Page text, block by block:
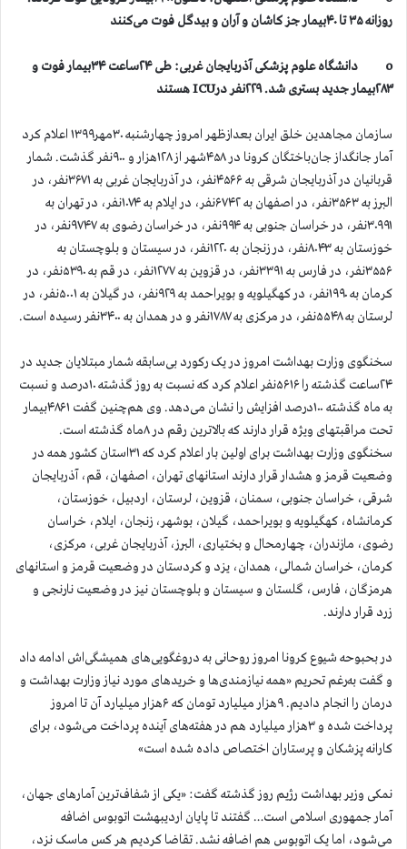
روزانه ۳۵ تا ۴۰بیمار جز کاشان و آران و بیدگل فوت می‌کنند
o دانشگاه علوم پزشکی آذربایجان غربی: طی ۲۴ساعت ۳۴بیمار فوت و
۲۸۳بیمار جدید بستری شد. ۲۲۹نفر درICU هستند
سازمان مجاهدین خلق ایران بعدازظهر امروز چهارشنبه ۳۰مهر۱۳۹۹ اعلام کرد
آمار جانگداز جان‌باختگان کرونا در ۴۵۸شهر از ۱۲۸هزار و ۹۰۰نفر گذشت. شمار
قربانیان در آذربایجان شرقی به ۴۵۶۶نفر، در آذربایجان غربی به ۳۶۷۱نفر، در
البرز به ۳۵۶۳نفر، در اصفهان به ۶۷۴۲نفر، در ایلام به ۱۰۷۴نفر، در تهران به
۳۰۹۹۱نفر، در خراسان جنوبی به ۹۹۴نفر، در خراسان رضوی به ۹۷۴۷نفر، در
خوزستان به ۸۰۴۳نفر، در زنجان به ۱۲۲۰نفر، در سیستان و بلوچستان به
۳۵۵۶نفر، در فارس به ۳۳۹۱نفر، در قزوین به ۱۲۷۷نفر، در قم به ۵۳۹۰نفر، در
کرمان به ۱۹۹۰نفر، در کهگیلویه و بویراحمد به ۹۲۹نفر، در گیلان به ۵۰۰۱نفر، در
لرستان به ۵۵۴۸نفر، در مرکزی به ۱۷۸۷نفر و در همدان به ۳۴۰۰نفر رسیده است.
سخنگوی وزارت بهداشت امروز در یک رکورد بی‌سابقه شمار مبتلایان جدید در
۲۴ساعت گذشته را ۵۶۱۶نفر اعلام کرد که نسبت به روز گذشته ۱۰درصد و نسبت
به ماه گذشته ۱۰۰درصد افزایش را نشان می‌دهد. وی هم‌چنین گفت ۴۸۶۱بیمار
تحت مراقبتهای ویژه قرار دارند که بالاترین رقم در ۸ماه گذشته است.
سخنگوی وزارت بهداشت برای اولین بار اعلام کرد که ۳۱استان کشور همه در
وضعیت قرمز و هشدار قرار دارند استانهای تهران، اصفهان، قم، آذربایجان
شرقی، خراسان جنوبی، سمنان، قزوین، لرستان، اردبیل، خوزستان،
کرمانشاه، کهگیلویه و بویراحمد، گیلان، بوشهر، زنجان، ایلام، خراسان
رضوی، مازندران، چهارمحال و بختیاری، البرز، آذربایجان غربی، مرکزی،
کرمان، خراسان شمالی، همدان، یزد و کردستان در وضعیت قرمز و استانهای
هرمزگان، فارس، گلستان و سیستان و بلوچستان نیز در وضعیت نارنجی و
زرد قرار دارند.
در بحبوحه شیوع کرونا امروز روحانی به دروغگویی‌های همیشگی‌اش ادامه داد
و گفت به‌رغم تحریم «همه نیازمندی‌ها و خریدهای مورد نیاز وزارت بهداشت و
درمان را انجام دادیم. ۹هزار میلیارد تومان که ۶هزار میلیارد آن تا امروز
پرداخت شده و ۳هزار میلیارد هم در هفته‌های آینده پرداخت می‌شود، برای
کارانه پزشکان و پرستاران اختصاص داده شده است»
نمکی وزیر بهداشت رژیم روز گذشته گفت: «یکی از شفاف‌ترین آمارهای جهان،
آمار جمهوری اسلامی است… گفتند تا پایان اردیبهشت اتوبوس اضافه
می‌شود، اما یک اتوبوس هم اضافه نشد. تقاضا کردیم هر کس ماسک نزد،